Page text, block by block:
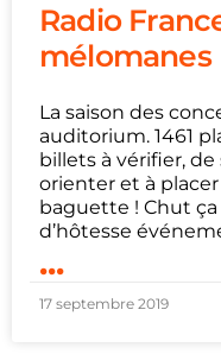
Radio
mélomanes
La saison des
auditorium. 1461
billets à vérifier,
orienter et à
baguette ! Chut
d’hôtesse
...
17 septembre 2019